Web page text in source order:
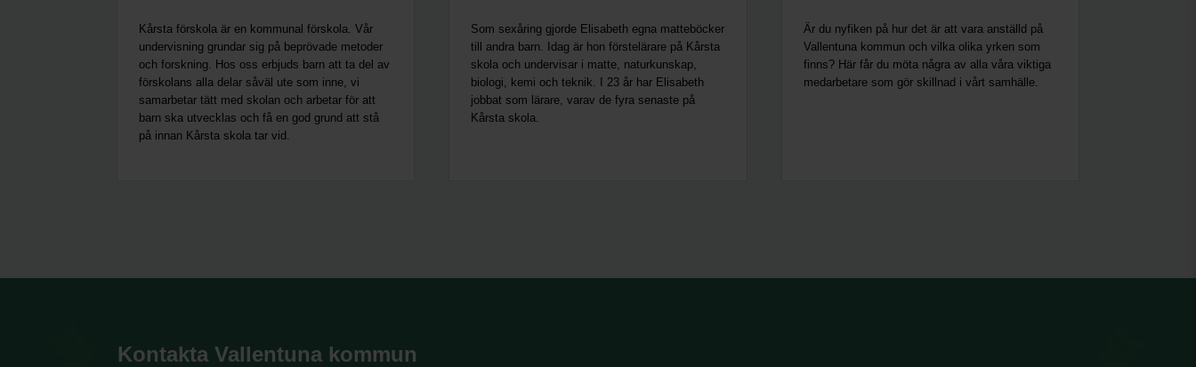
Kårsta förskola är en kommunal förskola. Vår
undervisning grundar sig på beprövade metoder
och forskning. Hos oss erbjuds barn att ta del av
förskolans alla delar såväl ute som inne, vi
samarbetar tätt med skolan och arbetar för att
barn ska utvecklas och få en god grund att stå
på innan Kårsta skola tar vid.
Som sexåring gjorde Elisabeth egna matteböcker
till andra barn. Idag är hon förstelärare på Kårsta
skola och undervisar i matte, naturkunskap,
biologi, kemi och teknik. I 23 år har Elisabeth
jobbat som lärare, varav de fyra senaste på
Kårsta skola.
Är du nyfiken på hur det är att vara anställd på
Vallentuna kommun och vilka olika yrken som
finns? Här får du möta några av alla våra viktiga
medarbetare som gör skillnad i vårt samhälle.
Kontakta Vallentuna kommun